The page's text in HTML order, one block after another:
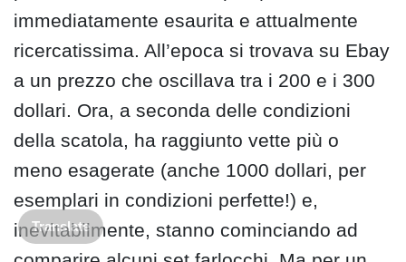
immediatamente esaurita e attualmente
ricercatissima. All’epoca si trovava su Ebay
a un prezzo che oscillava tra i 200 e i 300
dollari. Ora, a seconda delle condizioni
della scatola, ha raggiunto vette più o
meno esagerate (anche 1000 dollari, per
esemplari in condizioni perfette!) e,
inevitabilmente, stanno cominciando ad
Translate